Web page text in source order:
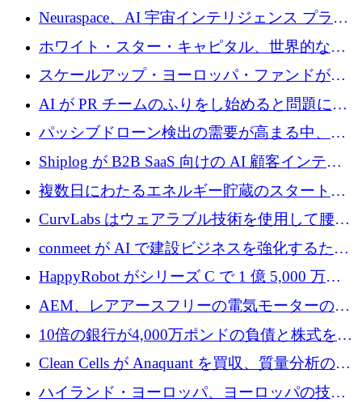
ニクスのスケールアップに対応する
Neuraspace、AI 宇宙インテリジェンス プラッ
トフォームの拡大に 1,560 万ユーロを投資
ホワイト・スター・キャピタル、世界的なス
タートアップをシリーズAからBまで支援する
ために2億5,000万ドルのファンドIVを閉鎖
スケールアップ・ヨーロッパ・ファンドが初
の投資を行い、Iceeyeの10億ユーロのラウンド
を共同主導
AI が PR チームのふりをし始めると問題にな
ります
パッシブドローン検出の需要が高まる中、
Monava が資金調達ラウンドを終了
Shiplog が B2B SaaS 向けの AI 顧客インテリ
ジェンスを構築するために 100 万ドルを調達
複数日にわたるエネルギー貯蔵のスタートア
ップ、Ore Energy が新たな投資ラウンドで
4,300 万ドルを獲得
CurvLabs はウェアラブル技術を使用して腰痛
治療をどのように再考しているか
conmeet が AI で建設ビジネスを強化するため
に 600 万ユーロを調達
HappyRobot がシリーズ C で 1 億 5,000 万ド
ルを獲得し、企業運営向けにエージェント AI
を拡張
AEM、レアアースフリーの電気モーターの革
新を加速するために1,600万ポンドを確保
10倍の銀行が4,000万ポンドの負債と株式を調
達
Clean Cells が Anaquant を買収、質量分析の専
門知識によるバイオ医薬品の品質管理を拡大
ハイランド・ヨーロッパ、ヨーロッパの技術